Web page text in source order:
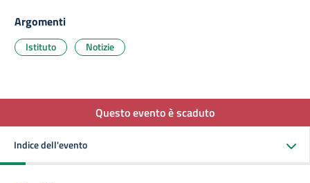
Argomenti
Istituto Notizie
Questo evento è scaduto
Indice dell'evento